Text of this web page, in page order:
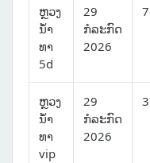
ຫຼວງ
ນໍ້າ
ທາ
5d
29
ກໍລະກົດ
2026
ຫຼວງ
ນໍ້າ
ທາ
vip
29
ກໍລະກົດ
2026